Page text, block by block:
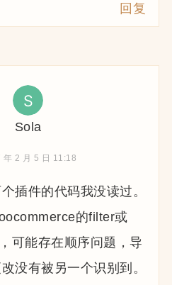
回复
Sola
年 2 月 5 日 11:18
插件的代码我没读过。
的filter或
可能存在顺序问题，导
没有被另一个识别到。